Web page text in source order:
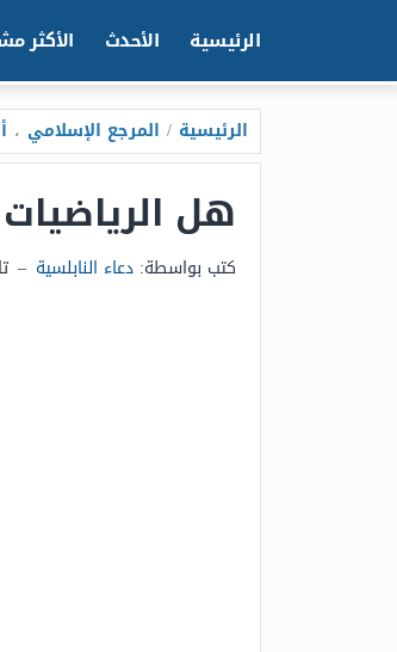
الرئيسية الأحدث الأكثر
الرئيسية / المرجع الإسلامي ،
هل
كتب بواسطة: دعاء النابلسية –